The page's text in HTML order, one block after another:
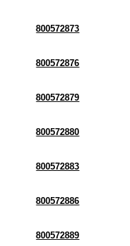
800572873
800572876
800572879
800572880
800572883
800572886
800572889